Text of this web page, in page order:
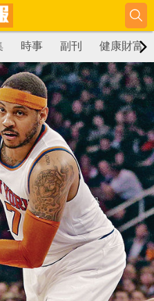
時事 副刊 健康財富